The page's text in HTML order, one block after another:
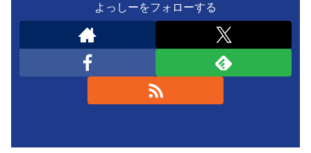
よっしーをフォローする